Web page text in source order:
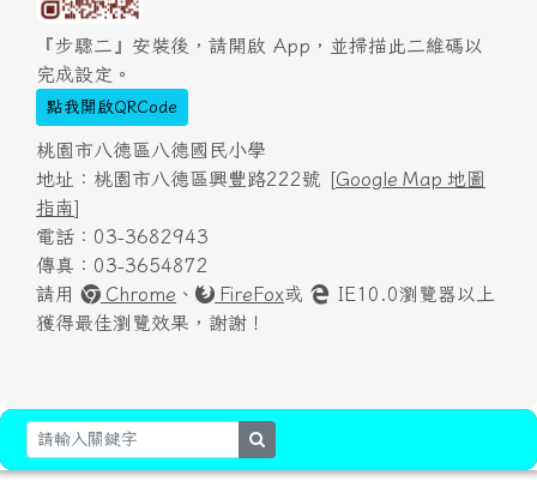
『步驟二』安裝後，請開啟 App，並掃描此二維碼以
完成設定。
點我開啟QRCode
桃園市八德區八德國民小學
地址：桃園市八德區興豐路222號 [Google Map 地圖
指南]
電話：03-3682943
傳真：03-3654872
請用
Chrome 、 FireFox或
IE10.0瀏覽器以上
獲得最佳瀏覽效果，謝謝！